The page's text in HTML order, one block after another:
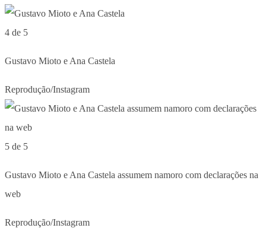
4 de 5
Gustavo Mioto e Ana Castela
Reprodução/Instagram
5 de 5
Gustavo Mioto e Ana Castela assumem namoro com declarações na
web
Reprodução/Instagram